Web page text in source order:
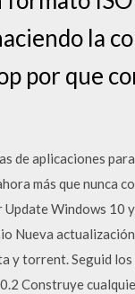
la
por que
de aplicaciones
más que nunca
Windows 10
Nueva
y torrent. Seguid los
Construye